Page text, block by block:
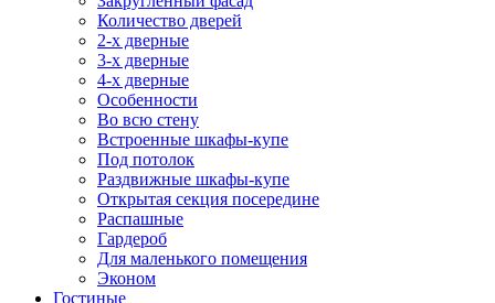
Количество дверей
2-х дверные
3-х дверные
4-х дверные
Особенности
Во всю стену
Встроенные шкафы-купе
Под потолок
Раздвижные шкафы-купе
Открытая секция посередине
Распашные
Гардероб
Для маленького помещения
Эконом
Гостиные